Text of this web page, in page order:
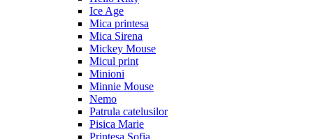
Ice Age
Mica printesa
Mica Sirena
Mickey Mouse
Micul print
Minioni
Minnie Mouse
Nemo
Patrula catelusilor
Pisica Marie
Printesa Sofia